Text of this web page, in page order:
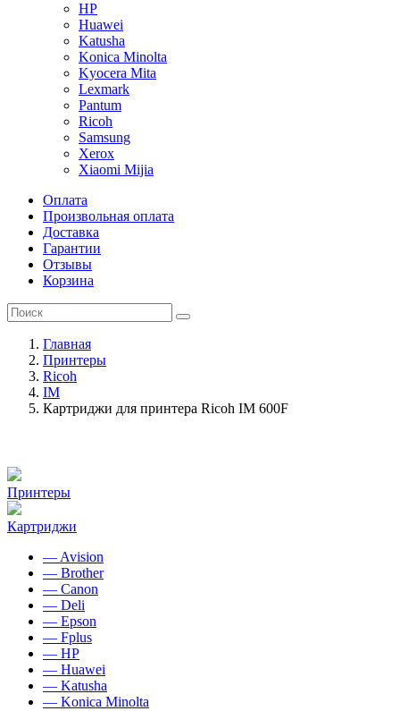
HP
Huawei
Katusha
Konica Minolta
Kyocera Mita
Lexmark
Pantum
Ricoh
Samsung
Xerox
Xiaomi Mijia
Оплата
Произвольная оплата
Доставка
Гарантии
Отзывы
Корзина
Главная
Принтеры
Ricoh
IM
Картриджи для принтера Ricoh IM 600F
Принтеры
Картриджи
— Avision
— Brother
— Canon
— Deli
— Epson
— Fplus
— HP
— Huawei
— Katusha
— Konica Minolta